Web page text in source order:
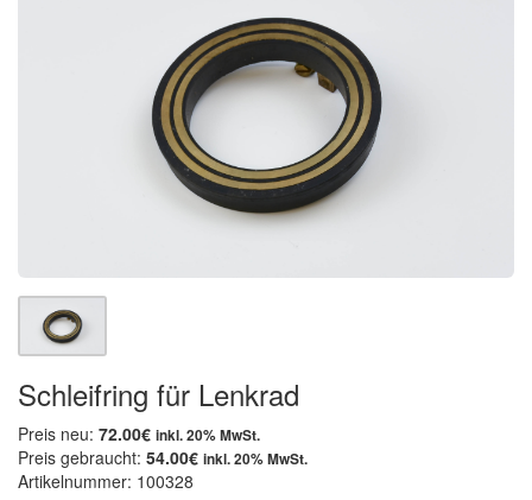
Schleifring für Lenkrad
Preis neu: 72.00€ inkl. 20% MwSt.
Preis gebraucht: 54.00€ inkl. 20% MwSt.
Artikelnummer: 100328